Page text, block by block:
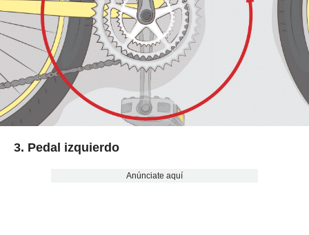
3. Pedal izquierdo
Anúnciate aquí